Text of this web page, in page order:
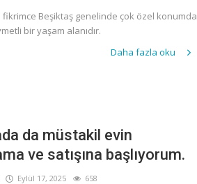
Beşiktaş genelinde çok özel konumda
bir yaşam alanıdır.
Daha fazla oku
da müstakil evin
ve satışına başlıyorum.
Eylül 17, 2025 658